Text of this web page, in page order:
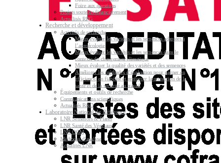
Foire aux questions
Projets soutenus financièrement
Actualités RPG
Recherche et développement
Activités de recherche
Mieux évaluer les variétés et les semences adaptées à
l’agroécologie
Mieux évaluer les variétés et les semences dans le
contexte du changement climatique
Mieux évaluer la qualité des variétés et des semences
Améliorer les méthodes d’évaluation pour gagner en
efficience, en fiabilité et renforcer la protection de la
santé et de la sécurité au travail
Équipements et outils de recherche
Communications scientifiques
Actualités R&D
Laboratoire National de Référence
LNR Semences & Plants
LNR Santé des Végétaux
LNR OGM
Méthodes d’analyse
Actualités LNR